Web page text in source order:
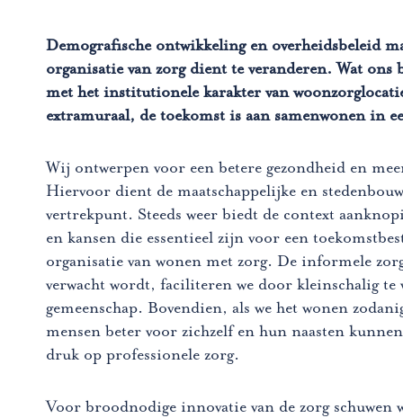
Demografische ontwikkeling en overheidsbeleid
organisatie van zorg dient te veranderen. Wat ons
met het institutionele karakter van
extramuraal, de toekomst is aan samenwonen in
Wij ontwerpen voor een betere gezondheid en
Hiervoor dient de maatschappelijke en
vertrekpunt. Steeds weer biedt de context
en kansen die essentieel zijn voor een
organisatie van wonen met zorg. De informele
verwacht wordt, faciliteren we door kleinschalig te
gemeenschap. Bovendien, als we het wonen
mensen beter voor zichzelf en hun naasten
druk op professionele zorg.
Voor broodnodige innovatie van de zorg schuwen